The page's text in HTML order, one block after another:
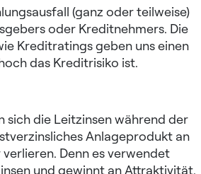
(ganz oder teilweise)
oder Kreditnehmers. Die
Kreditratings geben uns einen
das Kreditrisiko ist.
sich die Leitzinsen während der
Anlageprodukt an
Denn es verwendet
und gewinnt an Attraktivität,